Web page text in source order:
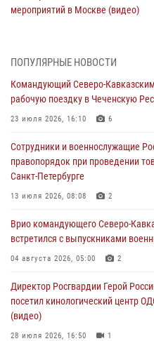
мероприятий в Москве (видео)
В Югре росгвардейцы приняли
10 августа 2026, 13:00
В Кировской области состоялось
10 августа 2026, 13:00
В Ленобласти сотрудники
разыскиваемого опасного
10 августа 2026, 12:38 1
Сотрудники Росгвардии провели
10 августа 2026, 12:00
ПОПУЛЯРНЫЕ НОВОСТИ
Командующий Северо-
рабочую поездку в Чеченскую
23 июля 2026, 16:10 6
Сотрудники и военнослужащие
правопорядок при проведении
Санкт-Петербурге
13 июля 2026, 08:08 2
Врио командующего Северо-
встретился с выпускниками
04 августа 2026, 05:00 2
Директор Росгвардии Герой
посетил кинологический центр
(видео)
28 июля 2026, 16:50 1